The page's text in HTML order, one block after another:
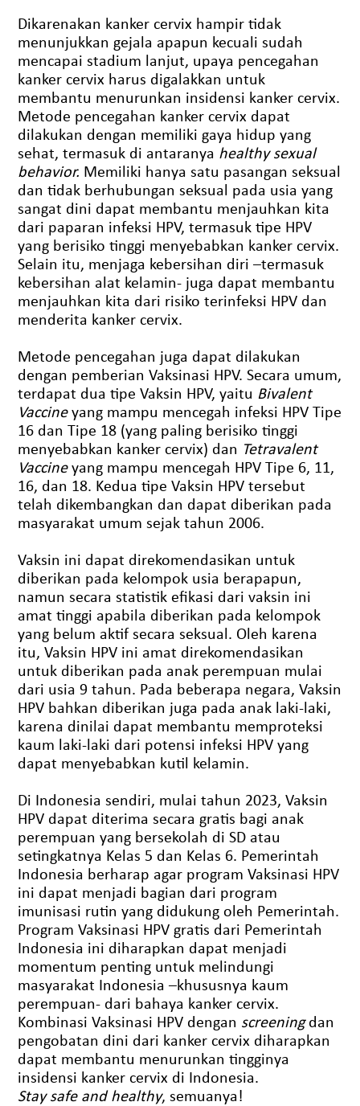
Dikarenakan kanker cervix hampir tidak
menunjukkan gejala apapun kecuali sudah
mencapai stadium lanjut, upaya pencegahan
kanker cervix harus digalakkan untuk
membantu menurunkan insidensi kanker cervix.
Metode pencegahan kanker cervix dapat
dilakukan dengan memiliki gaya hidup yang
sehat, termasuk di antaranya healthy sexual
behavior. Memiliki hanya satu pasangan seksual
dan tidak berhubungan seksual pada usia yang
sangat dini dapat membantu menjauhkan kita
dari paparan infeksi HPV, termasuk tipe HPV
yang berisiko tinggi menyebabkan kanker cervix.
Selain itu, menjaga kebersihan diri –termasuk
kebersihan alat kelamin- juga dapat membantu
menjauhkan kita dari risiko terinfeksi HPV dan
menderita kanker cervix.
Metode pencegahan juga dapat dilakukan
dengan pemberian Vaksinasi HPV. Secara umum,
terdapat dua tipe Vaksin HPV, yaitu Bivalent
Vaccineyang mampu mencegah infeksi HPV Tipe
16 dan Tipe 18 (yang paling berisiko tinggi
menyebabkan kanker cervix) dan Tetravalent
Vaccineyang mampu mencegah HPV Tipe 6, 11,
16, dan 18. Kedua tipe Vaksin HPV tersebut
telah dikembangkan dan dapat diberikan pada
masyarakat umum sejak tahun 2006.
Vaksin ini dapat direkomendasikan untuk
diberikan pada kelompok usia berapapun,
namun secara statistik efikasi dari vaksin ini
amat tinggi apabila diberikan pada kelompok
yang belum aktif secara seksual. Oleh karena
itu, Vaksin HPV ini amat direkomendasikan
untuk diberikan pada anak perempuan mulai
dari usia 9 tahun. Pada beberapa negara, Vaksin
HPV bahkan diberikan juga pada anak laki-laki,
karena dinilai dapat membantu memproteksi
kaum laki-laki dari potensi infeksi HPV yang
dapat menyebabkan kutil kelamin.
Di Indonesia sendiri, mulai tahun 2023, Vaksin
HPV dapat diterima secara gratis bagi anak
perempuan yang bersekolah di SD atau
setingkatnya Kelas 5 dan Kelas 6. Pemerintah
Indonesia berharap agar program Vaksinasi HPV
ini dapat menjadi bagian dari program
imunisasi rutin yang didukung oleh Pemerintah.
Program Vaksinasi HPV gratis dari Pemerintah
Indonesia ini diharapkan dapat menjadi
momentum penting untuk melindungi
masyarakat Indonesia –khususnya kaum
perempuan- dari bahaya kanker cervix.
Kombinasi Vaksinasi HPV dengan screeningdan
pengobatan dini dari kanker cervix diharapkan
dapat membantu menurunkan tingginya
insidensi kanker cervix di Indonesia.
Stay safe and healthy, semuanya!